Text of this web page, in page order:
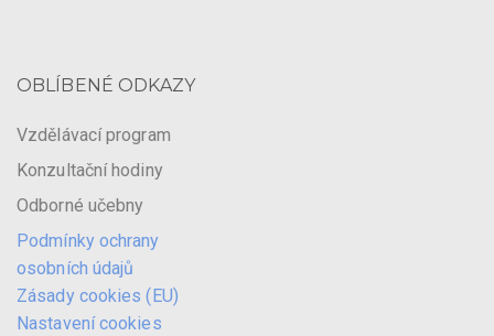
OBLÍBENÉ ODKAZY
Vzdělávací program
Konzultační hodiny
Odborné učebny
Podmínky ochrany
osobních údajů
Zásady cookies (EU)
Nastavení cookies